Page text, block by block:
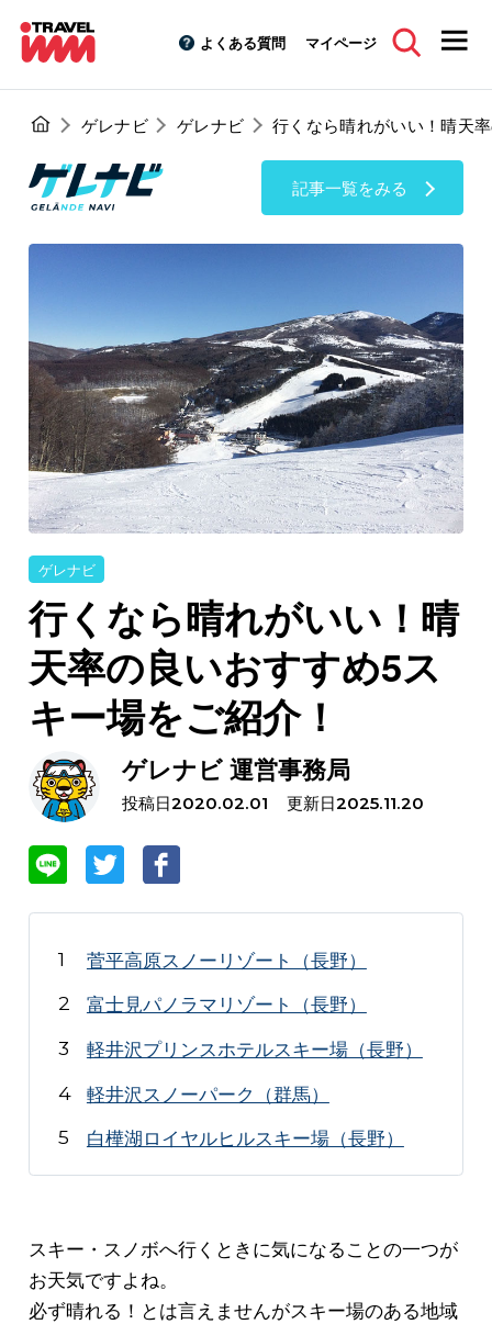
よくある質問 マイページ
ゲレナビ ゲレナビ 行くなら晴れがいい！晴天
記事一覧をみる
ゲレナビ
行くなら晴れがいい！晴
天率の良いおすすめ5ス
キー場をご紹介！
ゲレナビ 運営事務局
投稿日2020.02.01 更新日2025.11.20
菅平高原スノーリゾート（長野）
富士見パノラマリゾート（長野）
軽井沢プリンスホテルスキー場（長野）
軽井沢スノーパーク（群馬）
白樺湖ロイヤルヒルスキー場（長野）
スキー・スノボへ行くときに気になることの一つが
お天気ですよね。
必ず晴れる！とは言えませんがスキー場のある地域